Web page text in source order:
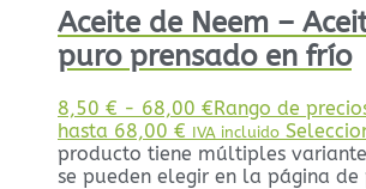
Aceite de Neem –
puro prensado en frío
8,50 € - 68,00 €Rango de
hasta 68,00 € IVA incluido
producto tiene múltiples
se pueden elegir en la página